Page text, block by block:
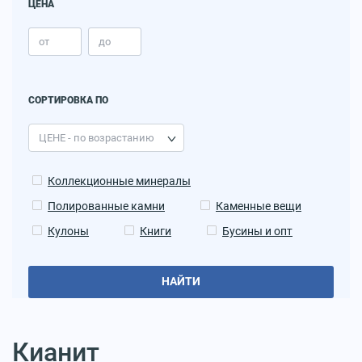
ЦЕНА
СОРТИРОВКА ПО
Коллекционные минералы
Полированные камни
Каменные вещи
Кулоны
Книги Бусины и опт
НАЙТИ
Кианит